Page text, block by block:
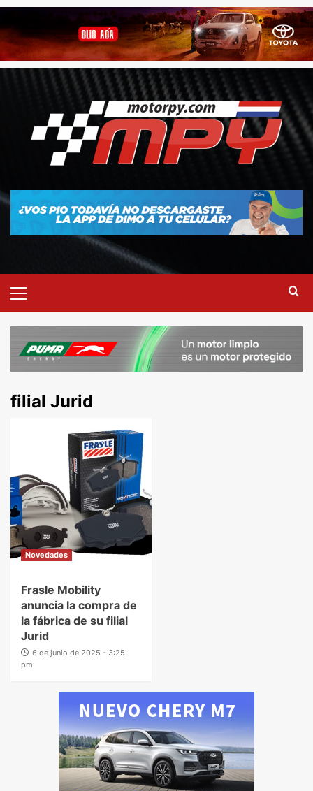
filial Jurid
Novedades
Frasle Mobility
anuncia la compra de
la fábrica de su filial
Jurid
6 de junio de 2025 - 3:25
pm